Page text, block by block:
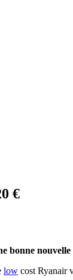
€
bonne nouvelle
lowcost Ryanair